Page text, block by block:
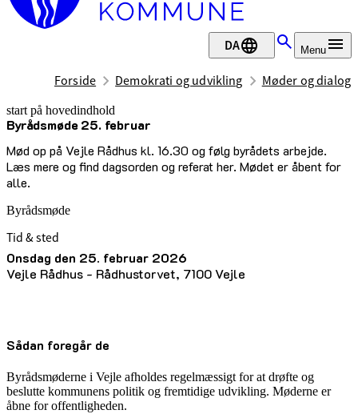
DA Menu
Forside Demokrati og udvikling Møder og dialog
start på hovedindhold
Byrådsmøde 25. februar
Mød op på Vejle Rådhus kl. 16.30 og følg byrådets arbejde.
Læs mere og find dagsorden og referat her. Mødet er åbent for
alle.
senest opdateret 17. februar 2026
Byrådsmøde
Tid & sted
onsdag den 25. februar 2026
Vejle Rådhus - Rådhustorvet, 7100 Vejle
Sådan foregår de
Byrådsmøderne i Vejle afholdes regelmæssigt for at drøfte og
beslutte kommunens politik og fremtidige udvikling. Møderne er
åbne for offentligheden.